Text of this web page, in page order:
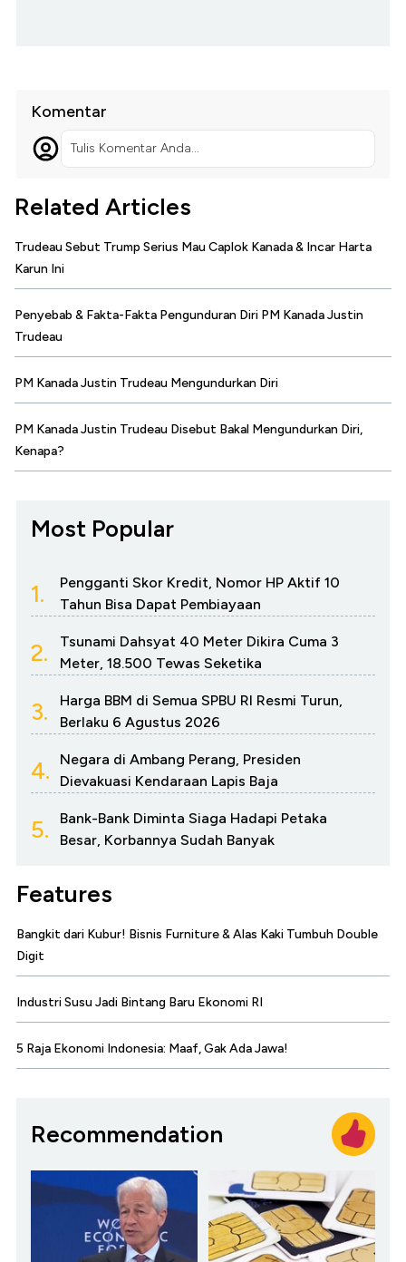
Komentar
Tulis Komentar Anda...
Related Articles
Trudeau Sebut Trump Serius Mau Caplok Kanada & Incar Harta
Karun Ini
Penyebab & Fakta-Fakta Pengunduran Diri PM Kanada Justin
Trudeau
PM Kanada Justin Trudeau Mengundurkan Diri
PM Kanada Justin Trudeau Disebut Bakal Mengundurkan Diri,
Kenapa?
Most Popular
1.
Pengganti Skor Kredit, Nomor HP Aktif 10
Tahun Bisa Dapat Pembiayaan
2.
Tsunami Dahsyat 40 Meter Dikira Cuma 3
Meter, 18.500 Tewas Seketika
3.
Harga BBM di Semua SPBU RI Resmi Turun,
Berlaku 6 Agustus 2026
4.
Negara di Ambang Perang, Presiden
Dievakuasi Kendaraan Lapis Baja
5.
Bank-Bank Diminta Siaga Hadapi Petaka
Besar, Korbannya Sudah Banyak
Features
Bangkit dari Kubur! Bisnis Furniture & Alas Kaki Tumbuh Double
Digit
Industri Susu Jadi Bintang Baru Ekonomi RI
5 Raja Ekonomi Indonesia: Maaf, Gak Ada Jawa!
Recommendation